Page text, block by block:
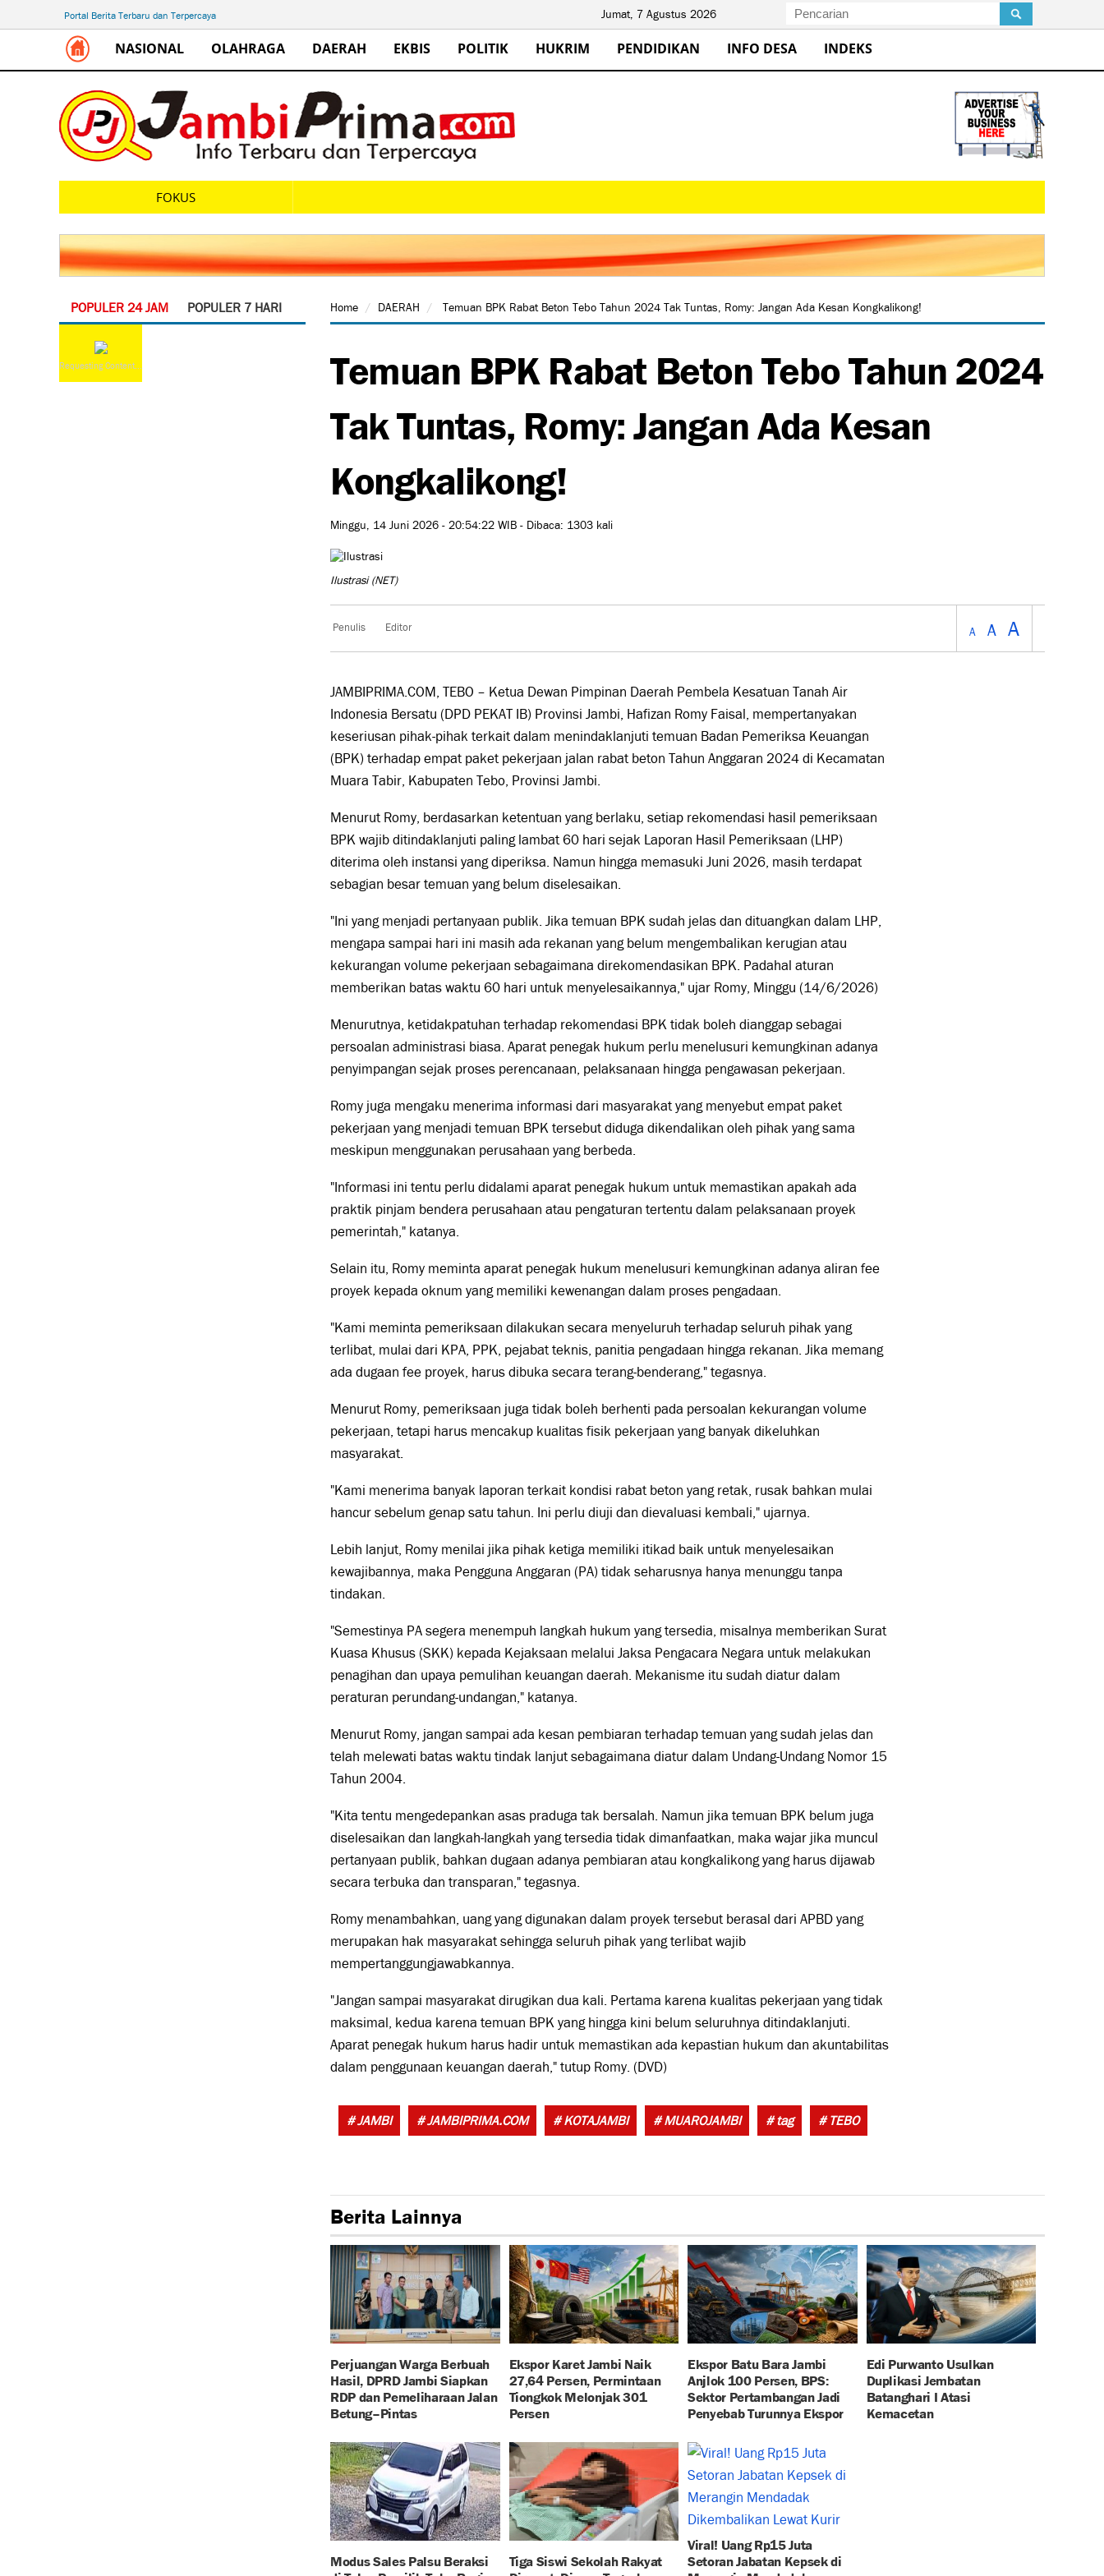
Portal Berita Terbaru dan Terpercaya Jumat, 7 Agustus 2026
NASIONAL OLAHRAGA DAERAH EKBIS POLITIK HUKRIM PENDIDIKAN INFO DESA INDEKS
FOKUS
POPULER 24 JAM POPULER 7 HARI
Requesting Content...
Home DAERAH Temuan BPK Rabat Beton Tebo Tahun 2024 Tak Tuntas, Romy: Jangan Ada Kesan Kongkalikong!
Temuan BPK Rabat Beton Tebo Tahun 2024
Tak Tuntas, Romy: Jangan Ada Kesan
Kongkalikong!
Minggu, 14 Juni 2026 - 20:54:22 WIB - Dibaca: 1303 kali
Ilustrasi(NET)
Penulis Editor A A A
JAMBIPRIMA.COM, TEBO – Ketua Dewan Pimpinan Daerah Pembela Kesatuan Tanah Air
Indonesia Bersatu (DPD PEKAT IB) Provinsi Jambi, Hafizan Romy Faisal, mempertanyakan
keseriusan pihak-pihak terkait dalam menindaklanjuti temuan Badan Pemeriksa Keuangan
(BPK) terhadap empat paket pekerjaan jalan rabat beton Tahun Anggaran 2024 di Kecamatan
Muara Tabir, Kabupaten Tebo, Provinsi Jambi.
Menurut Romy, berdasarkan ketentuan yang berlaku, setiap rekomendasi hasil pemeriksaan
BPK wajib ditindaklanjuti paling lambat 60 hari sejak Laporan Hasil Pemeriksaan (LHP)
diterima oleh instansi yang diperiksa. Namun hingga memasuki Juni 2026, masih terdapat
sebagian besar temuan yang belum diselesaikan.
"Ini yang menjadi pertanyaan publik. Jika temuan BPK sudah jelas dan dituangkan dalam LHP,
mengapa sampai hari ini masih ada rekanan yang belum mengembalikan kerugian atau
kekurangan volume pekerjaan sebagaimana direkomendasikan BPK. Padahal aturan
memberikan batas waktu 60 hari untuk menyelesaikannya," ujar Romy, Minggu (14/6/2026)
Menurutnya, ketidakpatuhan terhadap rekomendasi BPK tidak boleh dianggap sebagai
persoalan administrasi biasa. Aparat penegak hukum perlu menelusuri kemungkinan adanya
penyimpangan sejak proses perencanaan, pelaksanaan hingga pengawasan pekerjaan.
Romy juga mengaku menerima informasi dari masyarakat yang menyebut empat paket
pekerjaan yang menjadi temuan BPK tersebut diduga dikendalikan oleh pihak yang sama
meskipun menggunakan perusahaan yang berbeda.
"Informasi ini tentu perlu didalami aparat penegak hukum untuk memastikan apakah ada
praktik pinjam bendera perusahaan atau pengaturan tertentu dalam pelaksanaan proyek
pemerintah," katanya.
Selain itu, Romy meminta aparat penegak hukum menelusuri kemungkinan adanya aliran fee
proyek kepada oknum yang memiliki kewenangan dalam proses pengadaan.
"Kami meminta pemeriksaan dilakukan secara menyeluruh terhadap seluruh pihak yang
terlibat, mulai dari KPA, PPK, pejabat teknis, panitia pengadaan hingga rekanan. Jika memang
ada dugaan fee proyek, harus dibuka secara terang-benderang," tegasnya.
Menurut Romy, pemeriksaan juga tidak boleh berhenti pada persoalan kekurangan volume
pekerjaan, tetapi harus mencakup kualitas fisik pekerjaan yang banyak dikeluhkan
masyarakat.
"Kami menerima banyak laporan terkait kondisi rabat beton yang retak, rusak bahkan mulai
hancur sebelum genap satu tahun. Ini perlu diuji dan dievaluasi kembali," ujarnya.
Lebih lanjut, Romy menilai jika pihak ketiga memiliki itikad baik untuk menyelesaikan
kewajibannya, maka Pengguna Anggaran (PA) tidak seharusnya hanya menunggu tanpa
tindakan.
"Semestinya PA segera menempuh langkah hukum yang tersedia, misalnya memberikan Surat
Kuasa Khusus (SKK) kepada Kejaksaan melalui Jaksa Pengacara Negara untuk melakukan
penagihan dan upaya pemulihan keuangan daerah. Mekanisme itu sudah diatur dalam
peraturan perundang-undangan," katanya.
Menurut Romy, jangan sampai ada kesan pembiaran terhadap temuan yang sudah jelas dan
telah melewati batas waktu tindak lanjut sebagaimana diatur dalam Undang-Undang Nomor 15
Tahun 2004.
"Kita tentu mengedepankan asas praduga tak bersalah. Namun jika temuan BPK belum juga
diselesaikan dan langkah-langkah yang tersedia tidak dimanfaatkan, maka wajar jika muncul
pertanyaan publik, bahkan dugaan adanya pembiaran atau kongkalikong yang harus dijawab
secara terbuka dan transparan," tegasnya.
Romy menambahkan, uang yang digunakan dalam proyek tersebut berasal dari APBD yang
merupakan hak masyarakat sehingga seluruh pihak yang terlibat wajib
mempertanggungjawabkannya.
"Jangan sampai masyarakat dirugikan dua kali. Pertama karena kualitas pekerjaan yang tidak
maksimal, kedua karena temuan BPK yang hingga kini belum seluruhnya ditindaklanjuti.
Aparat penegak hukum harus hadir untuk memastikan ada kepastian hukum dan akuntabilitas
dalam penggunaan keuangan daerah," tutup Romy. (DVD)
# JAMBI # JAMBIPRIMA.COM # KOTAJAMBI # MUAROJAMBI # tag # TEBO
Berita Lainnya
Perjuangan Warga Berbuah
Hasil, DPRD Jambi Siapkan
RDP dan Pemeliharaan Jalan
Betung–Pintas
Ekspor Karet Jambi Naik
27,64 Persen, Permintaan
Tiongkok Melonjak 301
Persen
Ekspor Batu Bara Jambi
Anjlok 100 Persen, BPS:
Sektor Pertambangan Jadi
Penyebab Turunnya Ekspor
Edi Purwanto Usulkan
Duplikasi Jembatan
Batanghari I Atasi
Kemacetan
Modus Sales Palsu Beraksi
Tiga Siswi Sekolah Rakyat
Viral! Uang Rp15 Juta
Setoran Jabatan Kepsek di